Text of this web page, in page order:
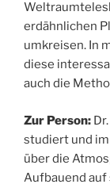
erdähnlichen
umkreisen. In
diese
auch die
Zur Person:
studiert und
über die
Aufbauend